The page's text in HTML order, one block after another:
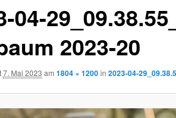
04-
2023-20
7. Mai 2023 am 1804 × 1200in 2023-04-